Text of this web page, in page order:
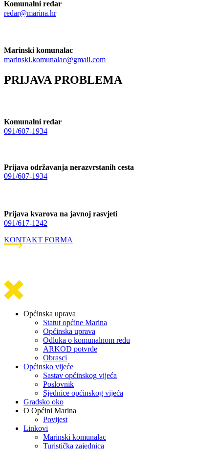
Komunalni redar
redar@marina.hr
Marinski komunalac
marinski.komunalac@gmail.com
PRIJAVA PROBLEMA
Komunalni redar
091/607-1934
Prijava održavanja nerazvrstanih cesta
091/607-1934
Prijava kvarova na javnoj rasvjeti
091/617-1242
KONTAKT FORMA
Općinska uprava
Statut općine Marina
Općinska uprava
Odluka o komunalnom redu
ARKOD potvrde
Obrasci
Općinsko vijeće
Sastav općinskog vijeća
Poslovnik
Sjednice općinskog vijeća
Gradsko oko
O Općini Marina
Povijest
Linkovi
Marinski komunalac
Turistička zajednica